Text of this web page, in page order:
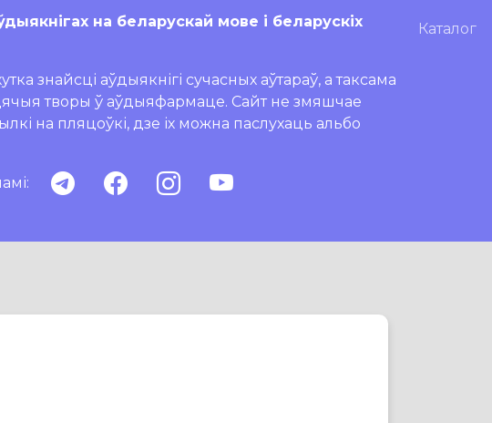
на беларускай мове і беларускіх
знайсці аўдыякнігі сучасных аўтараў, а таксама
творы ў аўдыяфармаце. Сайт не змяшчае
на пляцоўкі, дзе іх можна паслухаць альбо
Каталог